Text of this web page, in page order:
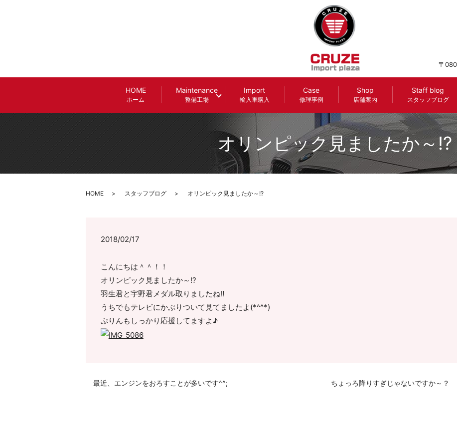
HOME
ホーム
Maintenance
整備工場
Import
輸入車購入
Case
修理事例
Shop
店舗案内
Staff blog
スタッフブログ
〒
オリンピック見ましたか～!?
HOME スタッフブログ オリンピック見ましたか～!?
2018/02/17
こんにちは＾＾！！
オリンピック見ましたか～!?
羽生君と宇野君メダル取りましたね‼️
うちでもテレビにかぶりついて見てましたよ(*^^*)
ぷりんもしっかり応援してますよ♪
最近、エンジンをおろすことが多いです^^; ちょっろ降りすぎじゃないですか～？